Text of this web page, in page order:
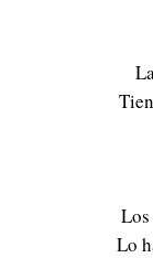
Lo